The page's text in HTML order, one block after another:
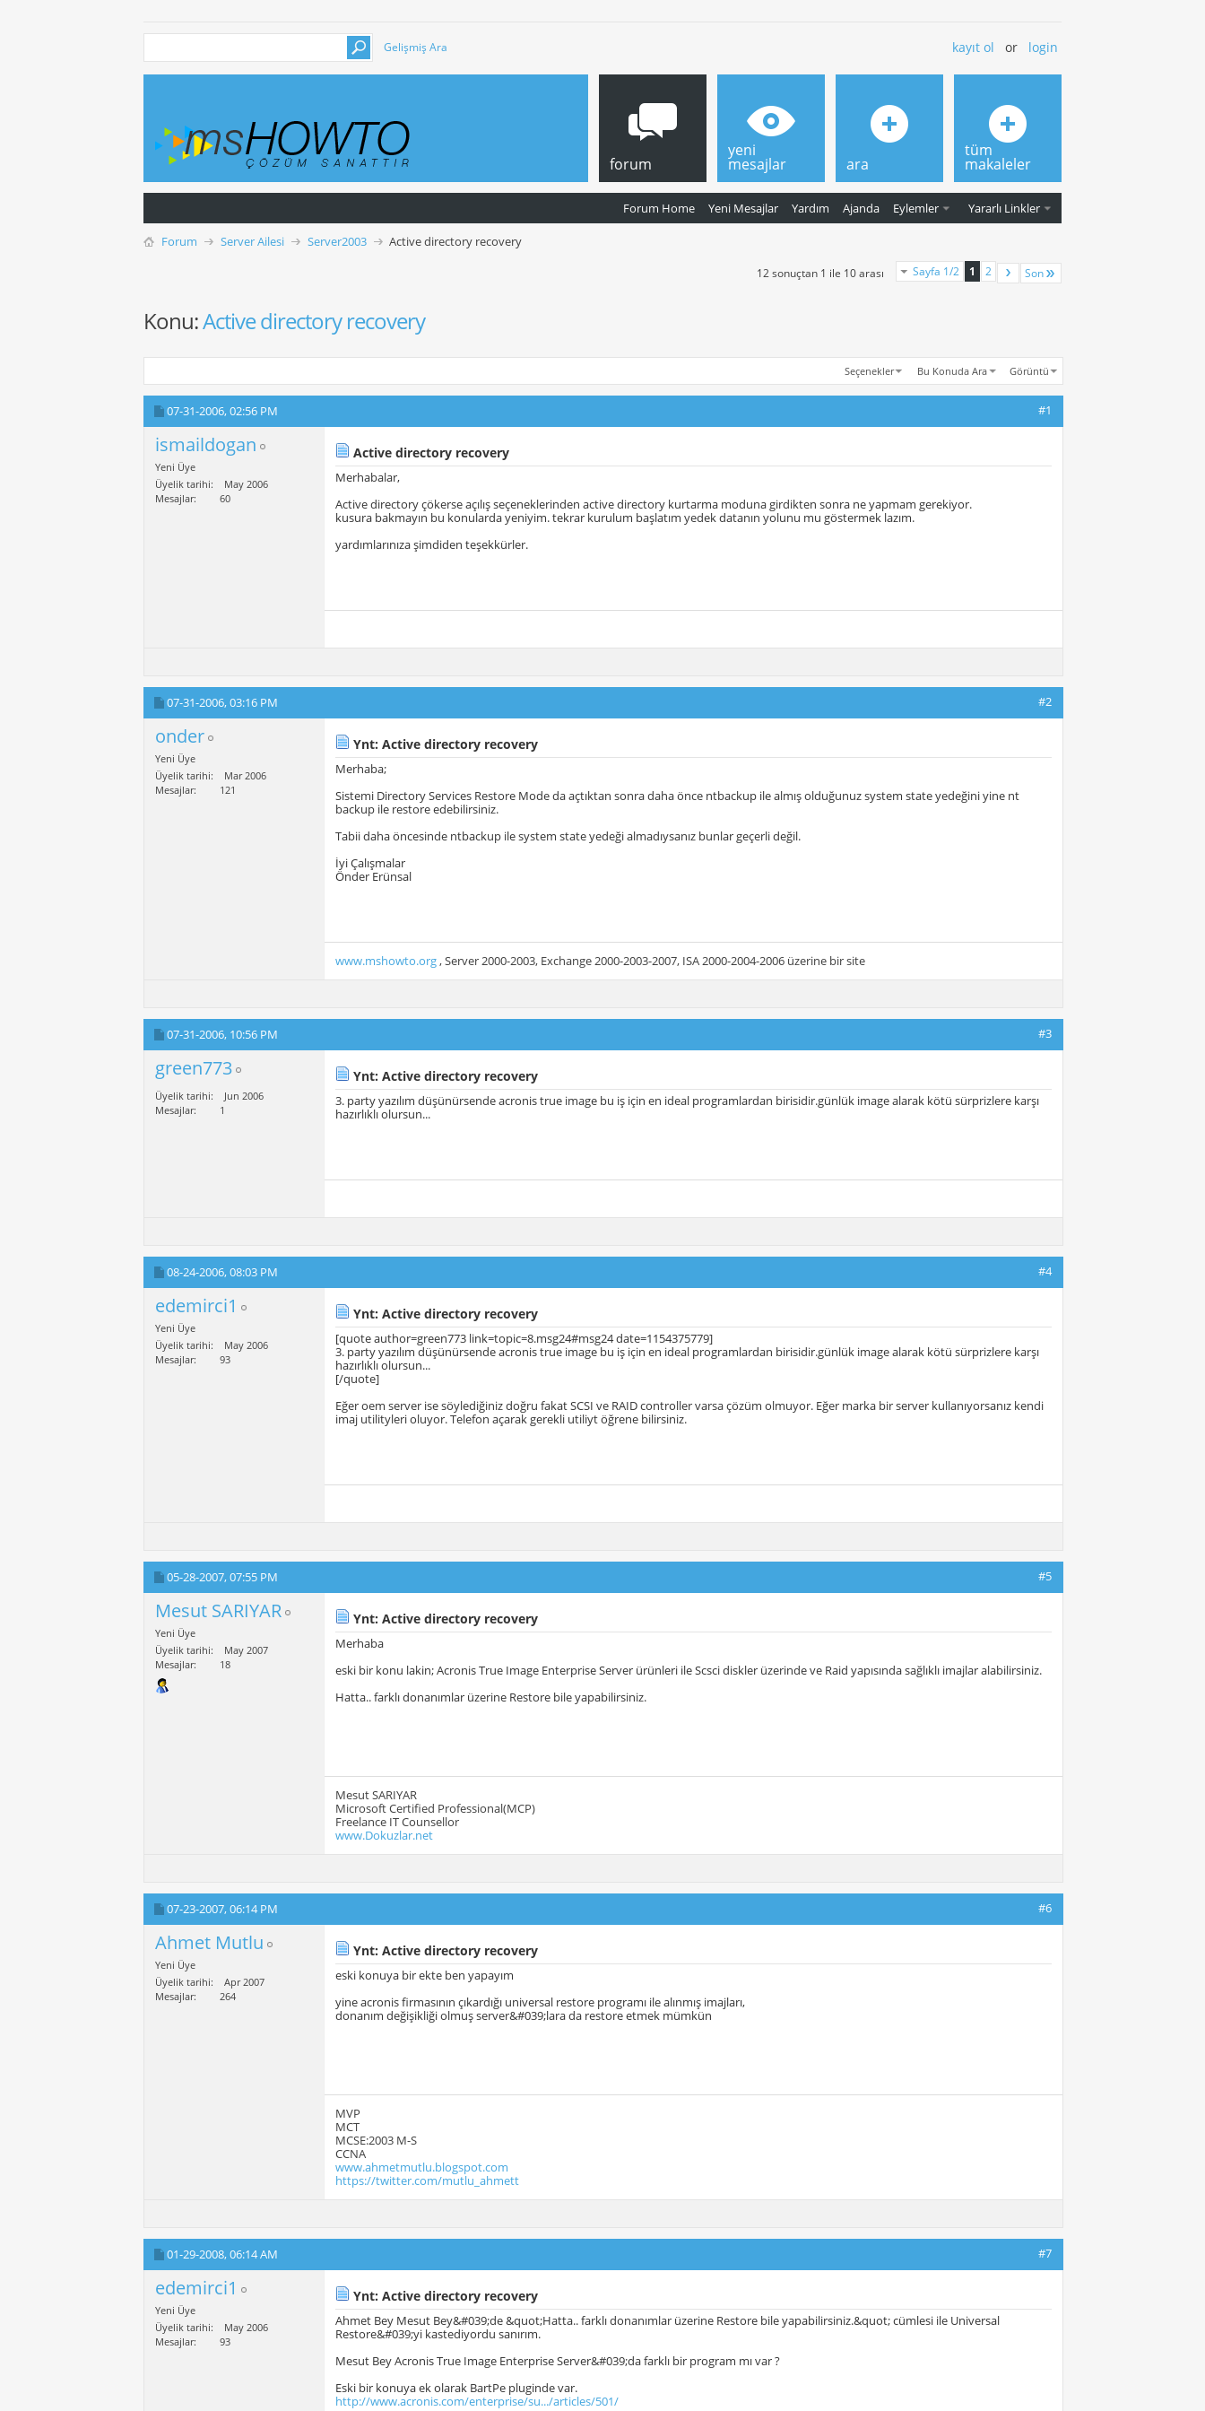
Gelişmiş Ara kayıt ol or login
forum
Forum Home Yeni Mesajlar Yardım Ajanda Eylemler Yararlı Linkler
yeni
mesajlar ara
tüm
makaleler
Forum Server Ailesi Server2003 Active directory recovery
Sayfa 1/2 1 2 Son
12 sonuçtan 1 ile 10 arası
Konu:Active directory recovery
Seçenekler Bu Konuda Ara Görüntü
07-31-2006,02:56 PM #1
ismaildogan
Yeni Üye
Üyelik tarihi
May 2006
Mesajlar
60
Active directory recovery
Merhabalar,
Active directory çökerse açılış seçeneklerinden active directory kurtarma moduna girdikten sonra ne yapmam gerekiyor.
kusura bakmayın bu konularda yeniyim. tekrar kurulum başlatım yedek datanın yolunu mu göstermek lazım.
yardımlarınıza şimdiden teşekkürler.
07-31-2006,03:16 PM #2
onder
Yeni Üye
Üyelik tarihi
Mar 2006
Mesajlar
121
Ynt: Active directory recovery
Merhaba;
Sistemi Directory Services Restore Mode da açtıktan sonra daha önce ntbackup ile almış olduğunuz system state yedeğini yine nt
backup ile restore edebilirsiniz.
Tabii daha öncesinde ntbackup ile system state yedeği almadıysanız bunlar geçerli değil.
İyi Çalışmalar
Önder Erünsal
www.mshowto.org, Server 2000-2003, Exchange 2000-2003-2007, ISA 2000-2004-2006 üzerine bir site
07-31-2006, 10:56 PM #3
green773
Üyelik tarihi
Jun 2006
Mesajlar
1
Ynt: Active directory recovery
3. party yazılım düşünürsende acronis true image bu iş için en ideal programlardan birisidir.günlük image alarak kötü sürprizlere karşı
hazırlıklı olursun...
08-24-2006,08:03 PM #4
edemirci1
Yeni Üye
Üyelik tarihi
May 2006
Mesajlar
93
Ynt: Active directory recovery
[quote author=green773 link=topic=8.msg24#msg24 date=1154375779]
3. party yazılım düşünürsende acronis true image bu iş için en ideal programlardan birisidir.günlük image alarak kötü sürprizlere karşı
hazırlıklı olursun...
[/quote]
Eğer oem server ise söylediğiniz doğru fakat SCSI ve RAID controller varsa çözüm olmuyor. Eğer marka bir server kullanıyorsanız kendi
imaj utilityleri oluyor. Telefon açarak gerekli utiliyt öğrene bilirsiniz.
05-28-2007,07:55 PM #5
Mesut SARIYAR
Yeni Üye
Üyelik tarihi
May 2007
Mesajlar
18
Ynt: Active directory recovery
Merhaba
eski bir konu lakin; Acronis True Image Enterprise Server ürünleri ile Scsci diskler üzerinde ve Raid yapısında sağlıklı imajlar alabilirsiniz.
Hatta.. farklı donanımlar üzerine Restore bile yapabilirsiniz.
Mesut SARIYAR
Microsoft Certified Professional(MCP)
Freelance IT Counsellor
www.Dokuzlar.net
07-23-2007,06:14 PM #6
Ahmet Mutlu
Yeni Üye
Üyelik tarihi
Apr 2007
Mesajlar
264
Ynt: Active directory recovery
eski konuya bir ekte ben yapayım
yine acronis firmasının çıkardığı universal restore programı ile alınmış imajları,
donanım değişikliği olmuş server&#039;lara da restore etmek mümkün
MVP
MCT
MCSE:2003 M-S
CCNA
www.ahmetmutlu.blogspot.com
https://twitter.com/mutlu_ahmett
01-29-2008,06:14 AM #7
edemirci1
Yeni Üye
Üyelik tarihi
May 2006
Mesajlar
93
Ynt: Active directory recovery
Ahmet Bey Mesut Bey&#039;de &quot;Hatta.. farklı donanımlar üzerine Restore bile yapabilirsiniz.&quot; cümlesi ile Universal
Restore&#039;yi kastediyordu sanırım.
Mesut Bey Acronis True Image Enterprise Server&#039;da farklı bir program mı var ?
Eski bir konuya ek olarak BartPe pluginde var.
http://www.acronis.com/enterprise/su.../articles/501/